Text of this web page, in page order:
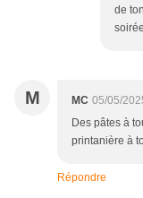
de
M MC 05/05/
Des pâtes à
printanière à
Répondre